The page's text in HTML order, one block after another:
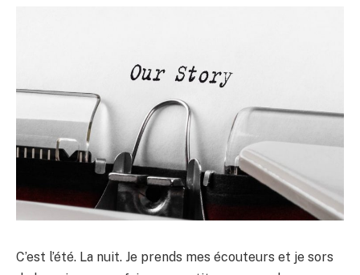
C’est l’été. La nuit. Je prends mes écouteurs et je sors